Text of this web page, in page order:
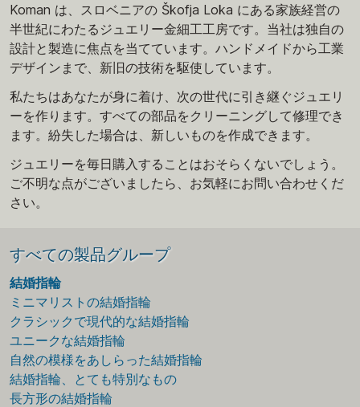
Koman は、スロベニアの Škofja Loka にある家族経営の
半世紀にわたるジュエリー金細工工房です。当社は独自の
設計と製造に焦点を当てています。ハンドメイドから工業
デザインまで、新旧の技術を駆使しています。
私たちはあなたが身に着け、次の世代に引き継ぐジュエリ
ーを作ります。すべての部品をクリーニングして修理でき
ます。紛失した場合は、新しいものを作成できます。
ジュエリーを毎日購入することはおそらくないでしょう。
ご不明な点がございましたら、お気軽にお問い合わせくだ
さい。
すべての製品グループ
結婚指輪
ミニマリストの結婚指輪
クラシックで現代的な結婚指輪
ユニークな結婚指輪
自然の模様をあしらった結婚指輪
結婚指輪、とても特別なもの
長方形の結婚指輪